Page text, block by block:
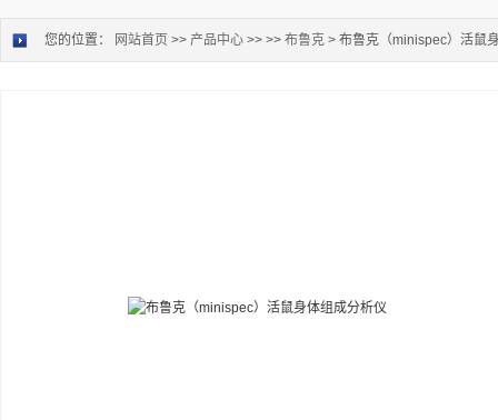
您的位置： 网站首页 >> 产品中心 >> >> 布鲁克 > 布鲁克（minispec）活鼠